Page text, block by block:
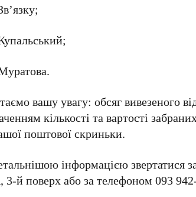
вашу увагу: обсяг вивезеного
кількості та вартості
поштової скриньки.
інформацією звертатися
3-й поверх або за телефоном 093